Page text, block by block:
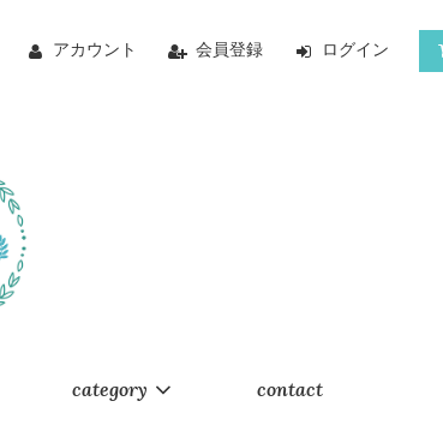
アカウント 会員登録 ログイン
category contact